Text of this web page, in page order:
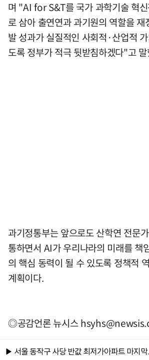
며 "AI for S&T를 국가 과학기술 혁
로 삼아 출연연과 과기원의 역할을 재
발 성과가 실질적인 사회적·산업적
도록 정부가 적극 뒷받침하겠다"고
과기정통부는 앞으로도 산학연 전문
통하면서 AI가 우리나라의 미래를 책
의 핵심 동력이 될 수 있도록 정책적
계획이다.
◎공감언론 뉴시스